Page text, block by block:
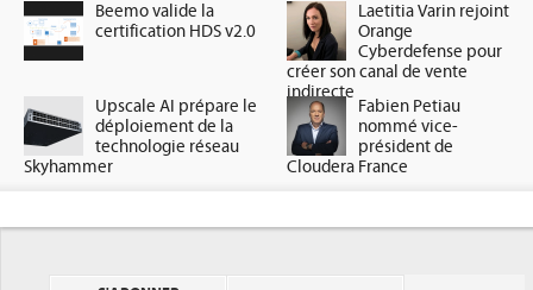
Beemo valide la
certification HDS v2.0
Laetitia Varin rejoint
Orange
Cyberdefense pour
créer son canal de vente
indirecte
Upscale AI prépare le
déploiement de la
technologie réseau
Skyhammer
Fabien Petiau
nommé vice-
président de
Cloudera France